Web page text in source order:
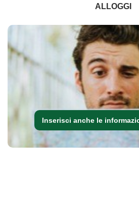
ALLOGGI
Inserisci anche le